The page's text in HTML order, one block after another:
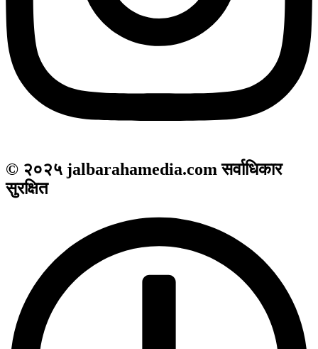
© २०२५ jalbarahamedia.com सर्वाधिकार
सुरक्षित